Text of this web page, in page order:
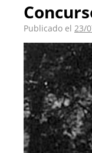
Publicado el 23/